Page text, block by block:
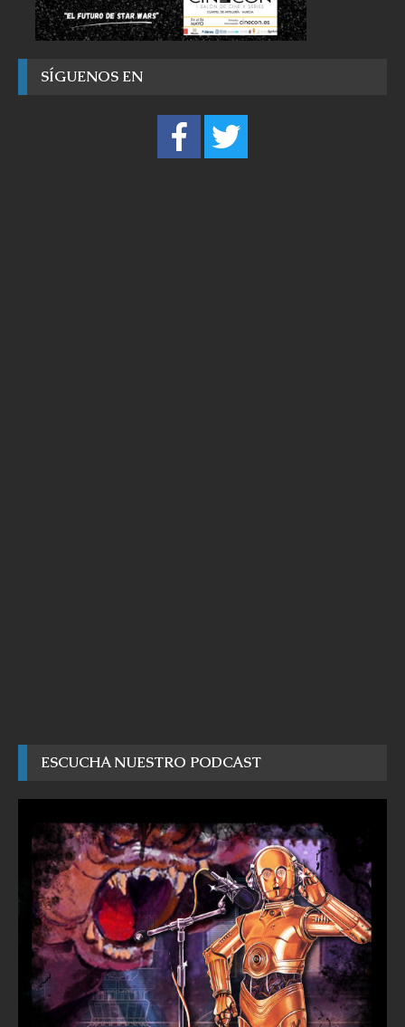
SÍGUENOS EN
ESCUCHA NUESTRO PODCAST